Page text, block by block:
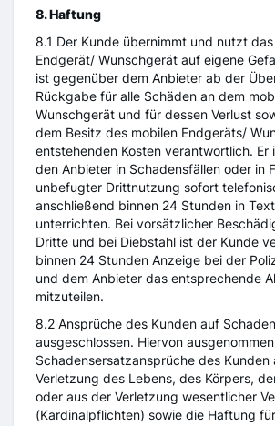
8. Haftung
8.1 Der Kunde übernimmt und nutzt
Endgerät/ Wunschgerät auf eigene
ist gegenüber dem Anbieter ab der
Rückgabe für alle Schäden an dem
Wunschgerät und für dessen Verlust
dem Besitz des mobilen Endgeräts/
entstehenden Kosten verantwortlich.
den Anbieter in Schadensfällen oder in
unbefugter Drittnutzung sofort
anschließend binnen 24 Stunden in
unterrichten. Bei vorsätzlicher
Dritte und bei Diebstahl ist der Kunde
binnen 24 Stunden Anzeige bei der
und dem Anbieter das entsprechende
mitzuteilen.
8.2 Ansprüche des Kunden auf
ausgeschlossen. Hiervon
Schadensersatzansprüche des Kunden
Verletzung des Lebens, des Körpers,
oder aus der Verletzung wesentlicher
(Kardinalpflichten) sowie die Haftung